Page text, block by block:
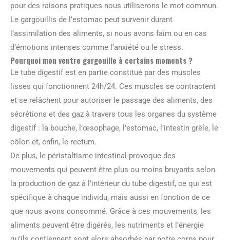
pour des raisons pratiques nous utiliserons le mot commun.
Le gargouillis de l’estomac peut survenir durant
l’assimilation des aliments, si nous avons faim ou en cas
d’émotions intenses comme l’anxiété ou le stress.
Pourquoi mon ventre gargouille à certains moments ?
Le tube digestif est en partie constitué par des muscles
lisses qui fonctionnent 24h/24. Ces muscles se contractent
et se relâchent pour autoriser le passage des aliments, des
sécrétions et des gaz à travers tous les organes du système
digestif : la bouche, l’œsophage, l’estomac, l’intestin grêle, le
côlon et, enfin, le rectum.
De plus, le péristaltisme intestinal provoque des
mouvements qui peuvent être plus ou moins bruyants selon
la production de gaz à l’intérieur du tube digestif, ce qui est
spécifique à chaque individu, mais aussi en fonction de ce
que nous avons consommé. Grâce à ces mouvements, les
aliments peuvent être digérés, les nutriments et l’énergie